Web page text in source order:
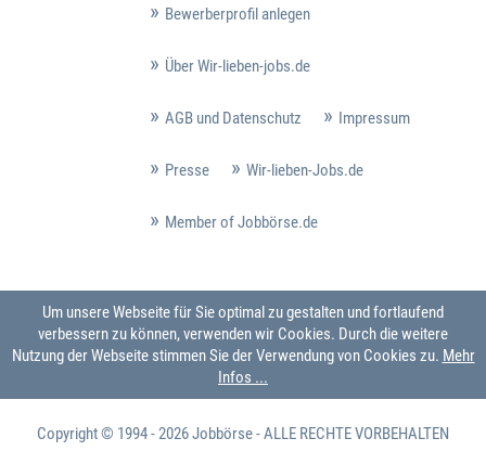
Bewerberprofil anlegen
Über Wir-lieben-jobs.de
AGB und Datenschutz Impressum
Presse Wir-lieben-Jobs.de
Member of Jobbörse.de
Um unsere Webseite für Sie optimal zu gestalten und fortlaufend
verbessern zu können, verwenden wir Cookies. Durch die weitere
Nutzung der Webseite stimmen Sie der Verwendung von Cookies zu. Mehr
Infos ...
Copyright © 1994 - 2026Jobbörse- ALLE RECHTE VORBEHALTEN